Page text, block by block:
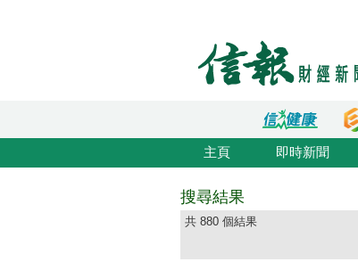
主頁 即時新聞
搜尋結果
共 880 個結果